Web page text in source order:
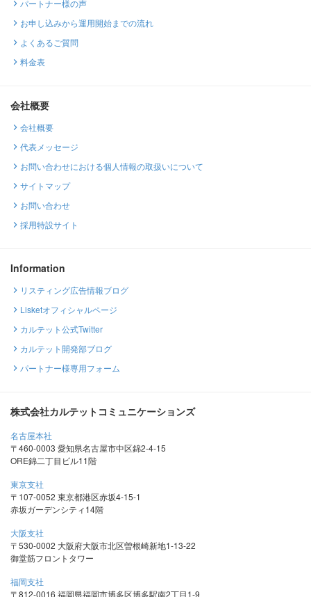
パートナー様の声
お申し込みから運用開始までの流れ
よくあるご質問
料金表
会社概要
会社概要
代表メッセージ
お問い合わせにおける個人情報の取扱いについて
サイトマップ
お問い合わせ
採用特設サイト
Information
リスティング広告情報ブログ
Lisketオフィシャルページ
カルテット公式Twitter
カルテット開発部ブログ
パートナー様専用フォーム
株式会社カルテットコミュニケーションズ
名古屋本社
〒460-0003 愛知県名古屋市中区錦2-4-15
ORE錦二丁目ビル11階
東京支社
〒107-0052 東京都港区赤坂4-15-1
赤坂ガーデンシティ14階
大阪支社
〒530-0002 大阪府大阪市北区曽根崎新地1-13-22
御堂筋フロントタワー
福岡支社
〒812-0016 福岡県福岡市博多区博多駅南2丁目1-9